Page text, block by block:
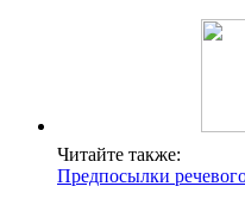
Читайте также:
Предпосылки